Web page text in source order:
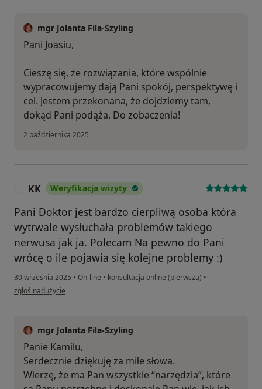
mgr Jolanta Fila-Szyling
Pani Joasiu,
Cieszę się, że rozwiązania, które wspólnie
wypracowujemy dają Pani spokój, perspektywę i
cel. Jestem przekonana, że dojdziemy tam,
dokąd Pani podąża. Do zobaczenia!
2 października 2025
KK Weryfikacja wizyty
Pani Doktor jest bardzo cierpliwą osoba która
wytrwale wysłuchała problemów takiego
nerwusa jak ja. Polecam Na pewno do Pani
wrócę o ile pojawia się kolejne problemy :)
30 września 2025 • On-line • konsultacja online (pierwsza) •
w opinii użytkownika KK
zgłoś nadużycie
mgr Jolanta Fila-Szyling
Panie Kamilu,
Serdecznie dziękuję za miłe słowa.
Wierzę, że ma Pan wszystkie “narzędzia”, które